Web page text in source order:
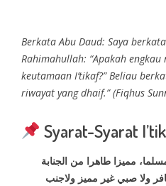
Berkata Abu Daud: Saya
Rahimahullah: “Apakah
keutamaan I’tikaf?” Beliau
riwayat yang dhaif.” (Fiqhus
Syarat-Syarat
مميزا طاهرا من الجنابة
ولا صبي غير مميز ولاجنب